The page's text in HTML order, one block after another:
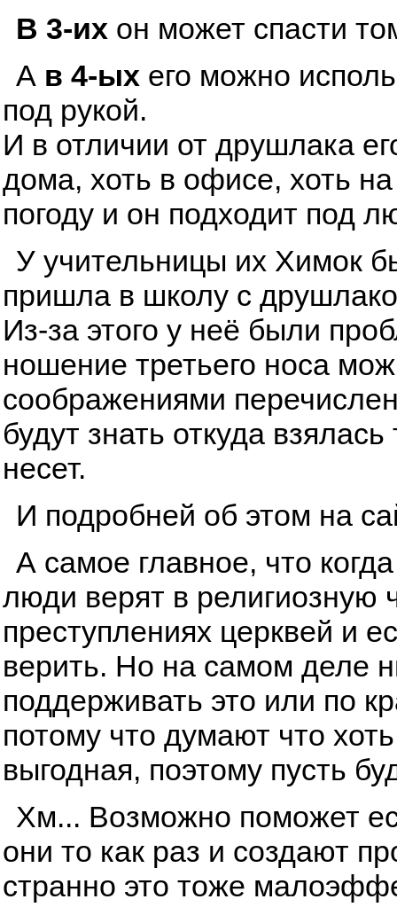
В 3-их он может спасти
А в 4-ых его можно
под рукой.
И в отличии от друшлака
дома, хоть в офисе, хоть
погоду и он подходит под
У учительницы их Химок
пришла в школу с
Из-за этого у неё были
ношение третьего носа
соображениями
будут знать откуда
несет.
И подробней об этом на
А самое главное, что
люди верят в религиозную
преступлениях церквей и
верить. Но на самом деле
поддерживать это или по
потому что думают что
выгодная, поэтому пусть
Хм... Возможно поможет
они то как раз и создают
странно это тоже